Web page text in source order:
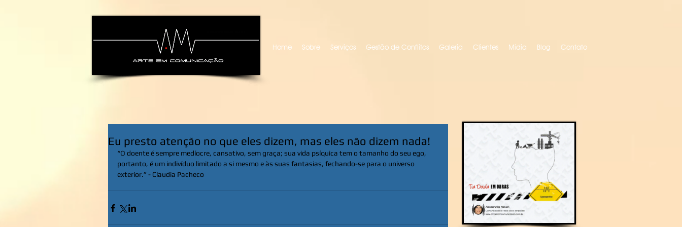
Home Sobre Serviços Gestão de Conflitos Galeria Clientes Mídia Blog Contato
Eu presto atenção no que eles dizem, mas eles não dizem nada!
“O doente é sempre medíocre, cansativo, sem graça; sua vida psíquica tem o tamanho do seu ego,
portanto, é um indivíduo limitado a si mesmo e às suas fantasias, fechando-se para o universo
exterior.” - Claudia Pacheco